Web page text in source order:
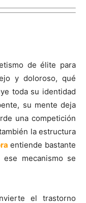
de élite para
y doloroso, qué
toda su identidad
su mente deja
una competición
la estructura
entiende bastante
mecanismo se
el trastorno